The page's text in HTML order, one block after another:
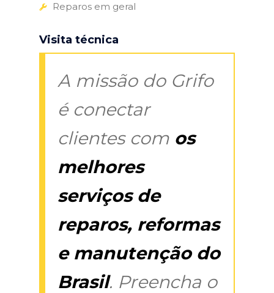
Reparos em geral
Visita técnica
A missão do Grifo
é conectar
clientes com os
melhores
serviços de
reparos, reformas
e manutenção do
Brasil. Preencha o